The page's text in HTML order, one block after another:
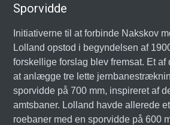
Sporvidde
Initiativerne til at forbinde Nakskov
Lolland opstod i begyndelsen af
forskellige forslag blev fremsat. Et af
at anlægge tre lette
sporvidde på 700 mm, inspireret af
amtsbaner. Lolland havde allerede
roebaner med en sporvidde på 600